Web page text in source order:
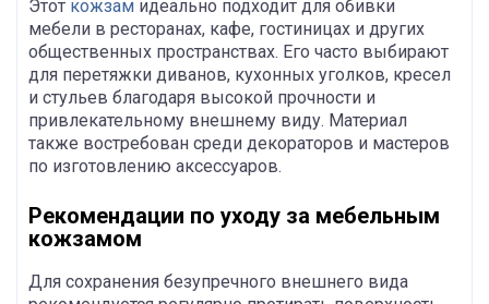
Этот кожзам идеально подходит для обивки
мебели в ресторанах, кафе, гостиницах и других
общественных пространствах. Его часто выбирают
для перетяжки диванов, кухонных уголков, кресел
и стульев благодаря высокой прочности и
привлекательному внешнему виду. Материал
также востребован среди декораторов и мастеров
по изготовлению аксессуаров.
Рекомендации по уходу за мебельным
кожзамом
Для сохранения безупречного внешнего вида